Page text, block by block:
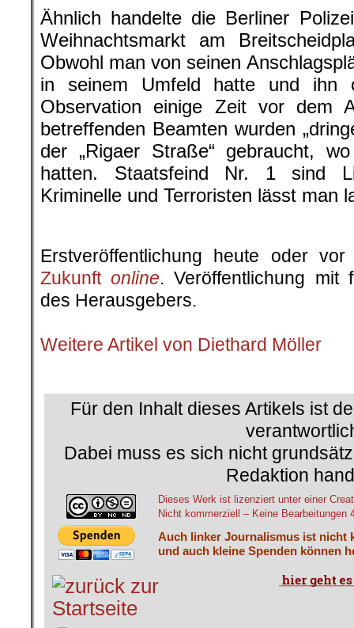
Ähnlich handelte die Berliner
Weihnachtsmarkt am
Obwohl man von seinen
in seinem Umfeld hatte und ihn
Observation einige Zeit vor dem
betreffenden Beamten wurden
der „Rigaer Straße“ gebraucht,
hatten. Staatsfeind Nr. 1 sind
Kriminelle und Terroristen lässt man
Erstveröffentlichung heute oder
Zukunftonline. Veröffentlichung mit
des Herausgebers.
Weitere Artikel von Diethard Möller
Für den Inhalt dieses Artikels ist
Dabei muss es sich nicht
Redaktion
Dieses Werk ist lizenziert unter einer
Nicht kommerziell – Keine Bearbeitungen
Auch linker Journalismus ist nicht
und auch kleine Spenden können